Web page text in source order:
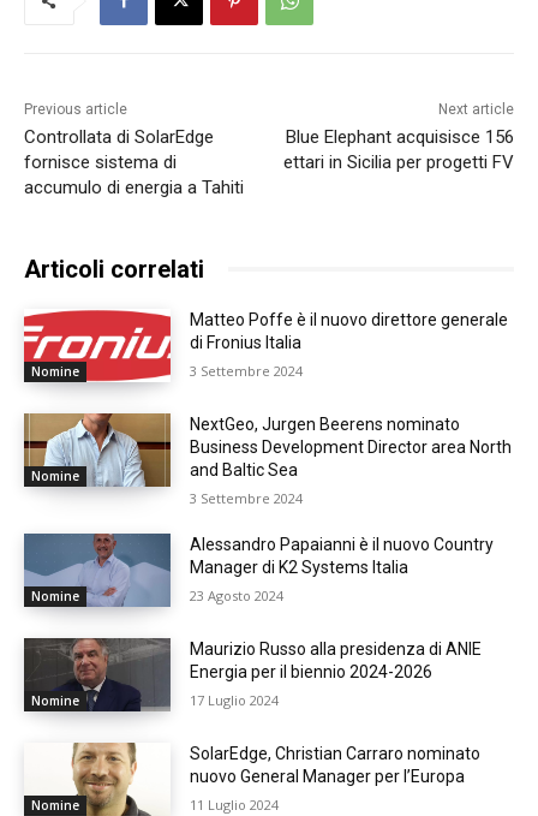
Previous article
Controllata di SolarEdge
fornisce sistema di
accumulo di energia a Tahiti
Next article
Blue Elephant acquisisce 156
ettari in Sicilia per progetti FV
Articoli correlati
Nomine
Matteo Poffe è il nuovo direttore generale
di Fronius Italia
3 Settembre 2024
Nomine
NextGeo, Jurgen Beerens nominato
Business Development Director area North
and Baltic Sea
3 Settembre 2024
Nomine
Alessandro Papaianni è il nuovo Country
Manager di K2 Systems Italia
23 Agosto 2024
Nomine
Maurizio Russo alla presidenza di ANIE
Energia per il biennio 2024-2026
17 Luglio 2024
Nomine
SolarEdge, Christian Carraro nominato
nuovo General Manager per l’Europa
11 Luglio 2024